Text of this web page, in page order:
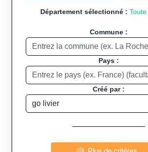
Département sélectionné :
Commune :
Pays :
Créé par :